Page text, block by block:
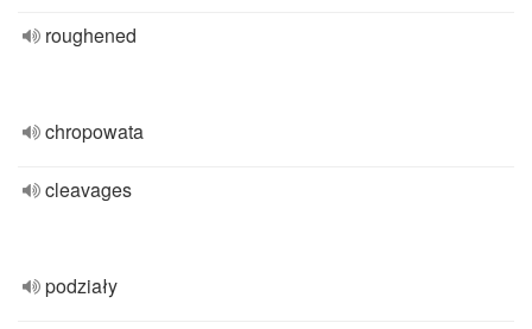
roughened
chropowata
cleavages
podziały